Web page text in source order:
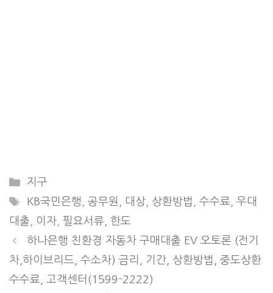
Categories
지구
Tags
KB국민은행 공무원 대상, 상환방법 수수료
우대
대출
이자 필요서류
한도
하나은행 친환경 자동차 구매대출 EV 오토론 (전기
차,하이브리드, 수소차) 금리, 기간, 상환방법, 중도상환
수수료, 고객센터(1599-2222)